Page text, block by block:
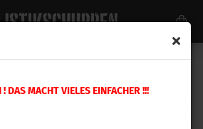
DAS MACHT VIELES EINFACHER !!!
100 Stück